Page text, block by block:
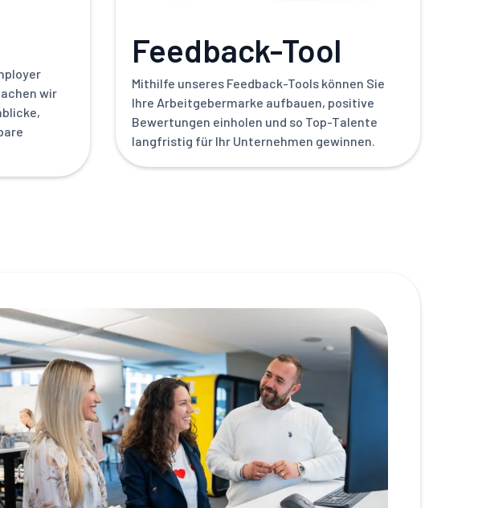
wir
Feedback-Tool
Mithilfe unseres Feedback-Tools können Sie
Ihre Arbeitgebermarke aufbauen, positive
Bewertungen einholen und so Top-Talente
langfristig für Ihr Unternehmen gewinnen.